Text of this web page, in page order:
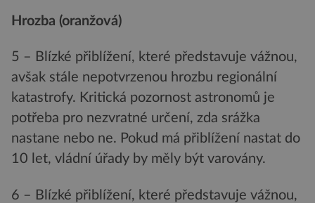
Hrozba (oranžová)
5 – Blízké přiblížení, které představuje vážnou,
avšak stále nepotvrzenou hrozbu regionální
katastrofy. Kritická pozornost astronomů je
potřeba pro nezvratné určení, zda srážka
nastane nebo ne. Pokud má přiblížení nastat do
10 let, vládní úřady by měly být varovány.
6 – Blízké přiblížení, které představuje vážnou,